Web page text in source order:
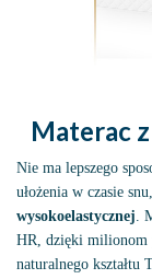
Materac
Nie ma lepszego
ułożenia w czasie
wysokoelastycznej.
HR, dzięki milionom
naturalnego kształtu